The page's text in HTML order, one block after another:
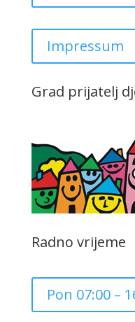
Impressum
Grad prijatelj
Radno vrijeme
Pon 07:00 –